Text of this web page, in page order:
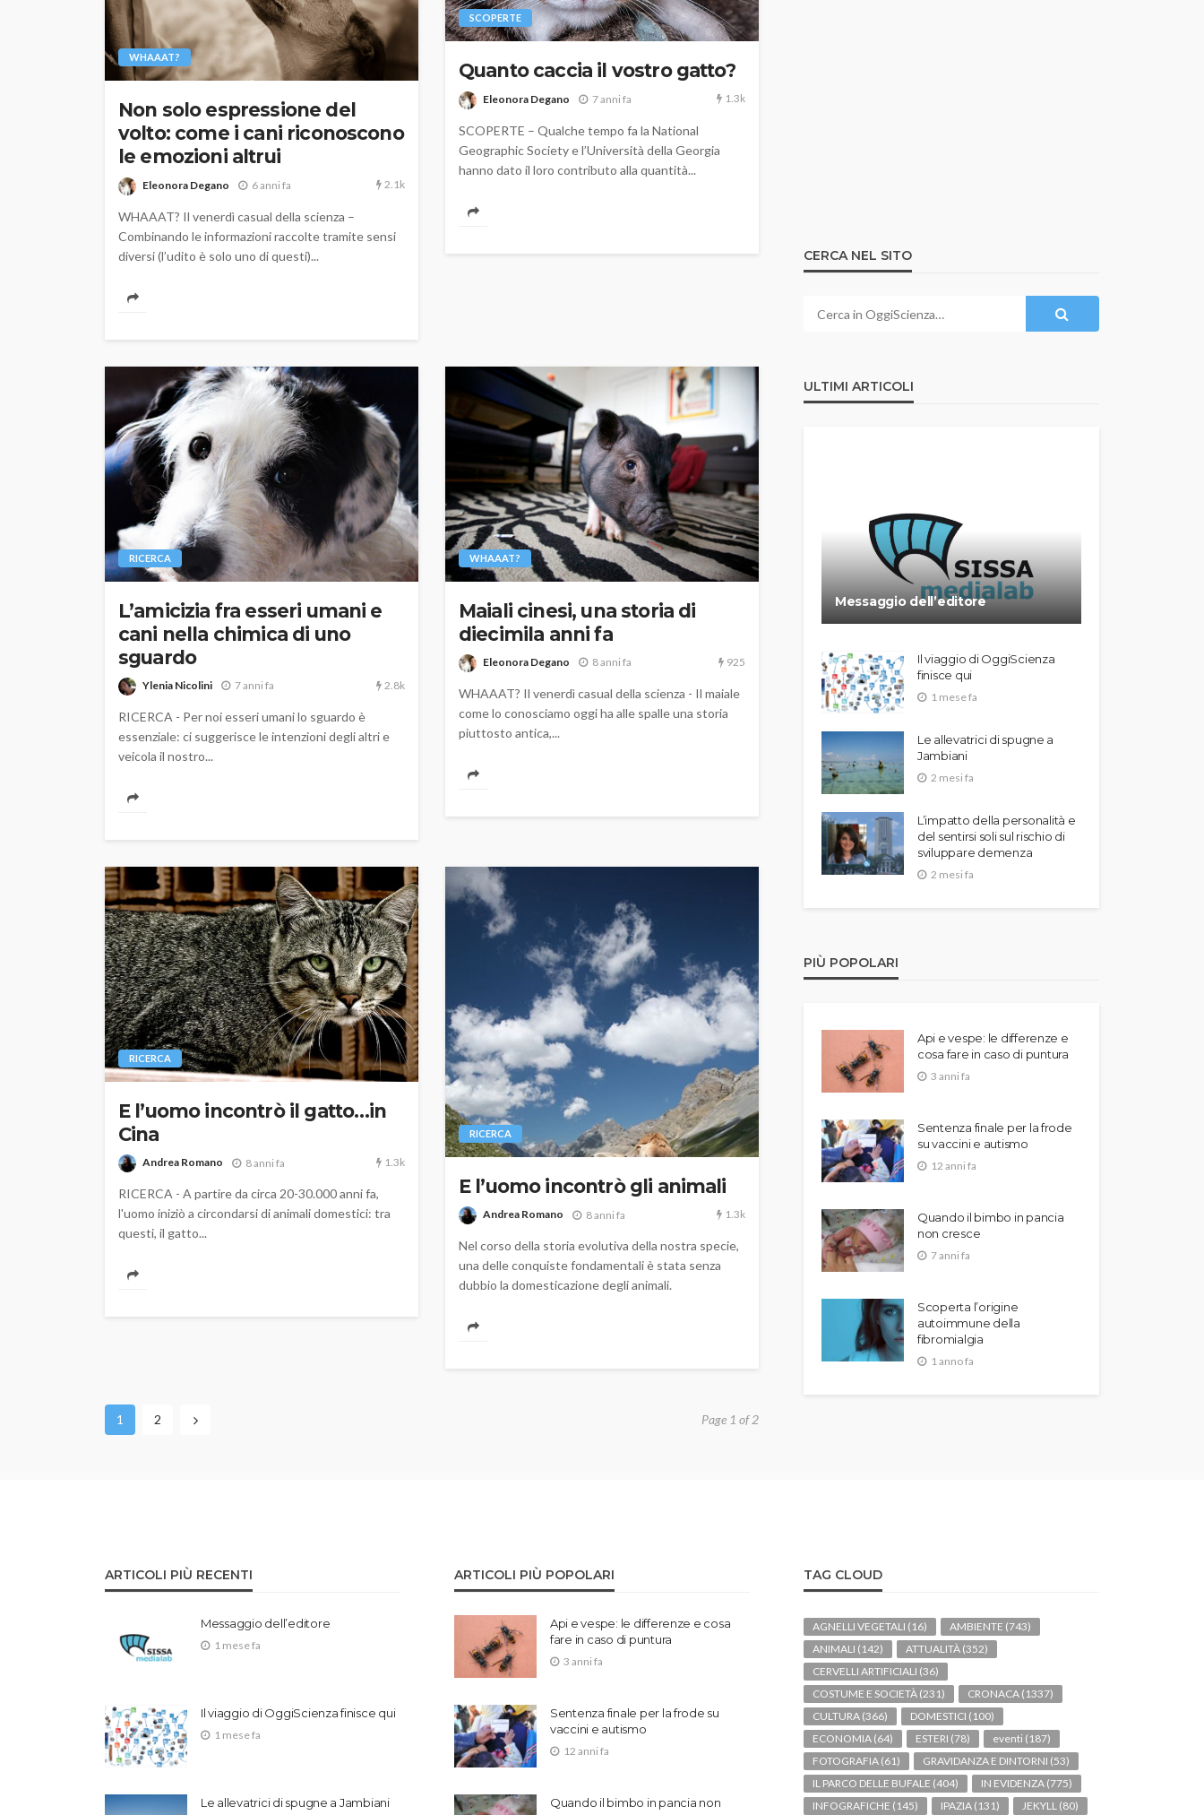
WHAAAT?
Non solo espressione del
volto: come i cani riconoscono
le emozioni altrui
Eleonora Degano 6 anni fa 2.1k
WHAAAT? Il venerdì casual della scienza –
Combinando le informazioni raccolte tramite sensi
diversi (l’udito è solo uno di questi)...
SCOPERTE
Quanto caccia il vostro gatto?
Eleonora Degano 7 anni fa 1.3k
SCOPERTE – Qualche tempo fa la National
Geographic Society e l’Università della Georgia
hanno dato il loro contributo alla quantità...
RICERCA
L’amicizia fra esseri umani e
cani nella chimica di uno
sguardo
Ylenia Nicolini 7 anni fa 2.8k
RICERCA - Per noi esseri umani lo sguardo è
essenziale: ci suggerisce le intenzioni degli altri e
veicola il nostro...
WHAAAT?
Maiali cinesi, una storia di
diecimila anni fa
Eleonora Degano 8 anni fa 925
WHAAAT? Il venerdì casual della scienza - Il maiale
come lo conosciamo oggi ha alle spalle una storia
piuttosto antica,...
RICERCA
E l’uomo incontrò il gatto…in
Cina
Andrea Romano 8 anni fa 1.3k
RICERCA - A partire da circa 20-30.000 anni fa,
l'uomo iniziò a circondarsi di animali domestici: tra
questi, il gatto...
RICERCA
E l’uomo incontrò gli animali
Andrea Romano 8 anni fa 1.3k
Nel corso della storia evolutiva della nostra specie,
una delle conquiste fondamentali è stata senza
dubbio la domesticazione degli animali.
1 2 Page 1 of 2
CERCA NEL SITO
ULTIMI ARTICOLI
Messaggio dell’editore
Il viaggio di OggiScienza
finisce qui
1 mese fa
Le allevatrici di spugne a
Jambiani
2 mesi fa
L’impatto della personalità e
del sentirsi soli sul rischio di
sviluppare demenza
2 mesi fa
PIÙ POPOLARI
Api e vespe: le differenze e
cosa fare in caso di puntura
3 anni fa
Sentenza finale per la frode
su vaccini e autismo
12 anni fa
Quando il bimbo in pancia
non cresce
7 anni fa
Scoperta l’origine
autoimmune della
fibromialgia
1 anno fa
ARTICOLI PIÙ RECENTI
Messaggio dell’editore
1 mese fa
Il viaggio di OggiScienza finisce qui
1 mese fa
Le allevatrici di spugne a Jambiani
ARTICOLI PIÙ POPOLARI
Api e vespe: le differenze e cosa
fare in caso di puntura
3 anni fa
Sentenza finale per la frode su
vaccini e autismo
12 anni fa
Quando il bimbo in pancia non
TAG CLOUD
AGNELLI VEGETALI (16) AMBIENTE (743)
ANIMALI (142) ATTUALITÀ (352)
CERVELLI ARTIFICIALI (36)
COSTUME E SOCIETÀ (231) CRONACA (1337)
CULTURA (366) DOMESTICI (100)
ECONOMIA (64) ESTERI (78) eventi (187)
FOTOGRAFIA (61) GRAVIDANZA E DINTORNI (53)
IL PARCO DELLE BUFALE (404) IN EVIDENZA (775)
INFOGRAFICHE (145) IPAZIA (131) JEKYLL (80)